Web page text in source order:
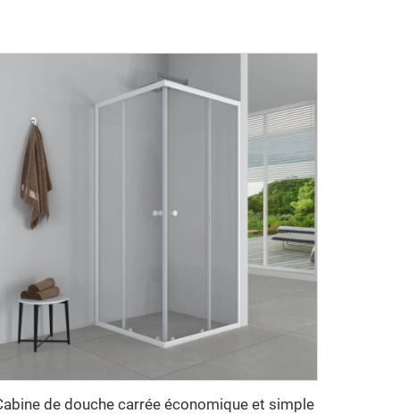
de douche carrée économique et simple